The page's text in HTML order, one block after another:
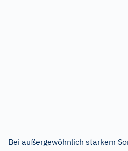
Bei außergewöhnlich starkem